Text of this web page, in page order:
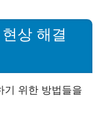
상 해결
기 위한 방법들을